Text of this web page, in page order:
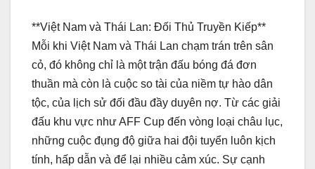
**Việt Nam và Thái Lan: Đối Thủ Truyền Kiếp**
Mỗi khi Việt Nam và Thái Lan chạm trán trên sân
cỏ, đó không chỉ là một trận đấu bóng đá đơn
thuần mà còn là cuộc so tài của niềm tự hào dân
tộc, của lịch sử đối đầu đầy duyên nợ. Từ các giải
đấu khu vực như AFF Cup đến vòng loại châu lục,
những cuộc đụng độ giữa hai đội tuyển luôn kịch
tính, hấp dẫn và để lại nhiều cảm xúc. Sự cạnh